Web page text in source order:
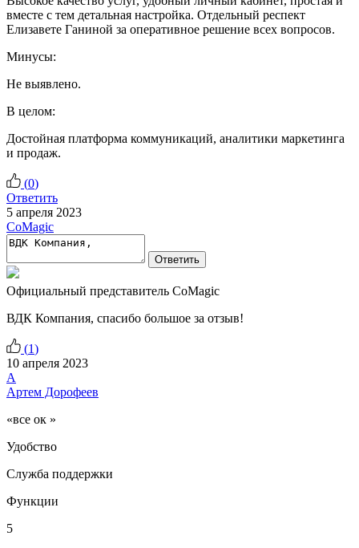
вместе с тем детальная настройка. Отдельный респект
Елизавете Ганиной за оперативное решение всех вопросов.
Минусы:
Не выявлено.
В целом:
Достойная платформа коммуникаций, аналитики маркетинга
и продаж.
(0)
Ответить
5 апреля 2023
CoMagic
Ответить
Официальный представитель CoMagic
ВДК Компания, спасибо большое за отзыв!
(1)
10 апреля 2023
А
Артем Дорофеев
«все ок »
Удобство
Служба поддержки
Функции
5